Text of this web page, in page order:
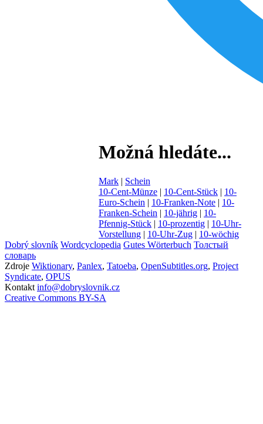
Možná hledáte...
Mark | Schein
10-Cent-Münze | 10-Cent-Stück | 10-
Euro-Schein | 10-Franken-Note | 10-
Franken-Schein | 10-jährig | 10-
Pfennig-Stück | 10-prozentig | 10-Uhr-
Vorstellung | 10-Uhr-Zug | 10-wöchig
Dobrý slovník Wordcyclopedia Gutes Wörterbuch Толстый
словарь
Zdroje Wiktionary, Panlex, Tatoeba, OpenSubtitles.org, Project
Syndicate, OPUS
Kontakt info@dobryslovnik.cz
Creative Commons BY-SA